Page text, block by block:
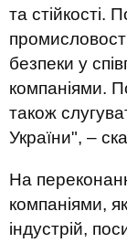
та стійкості.
безпеки у
компаніями.
також
України", –
На
компаніями,
індустрій,